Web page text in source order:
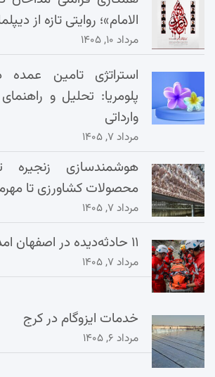
الامام»؛ روایتی تازه از
مرداد ۱۰, ۱۴۰۵
استراتژی تامین عمده
پلومریا: تحلیل و
وارداتی
مرداد ۷, ۱۴۰۵
هوشمندسازی زنجیره
محصولات کشاورزی تا
مرداد ۷, ۱۴۰۵
۱۱ حادثه‌دیده در اصفهان امدادرسانی شدند
مرداد ۷, ۱۴۰۵
خدمات ایزوگام در کرج
مرداد ۶, ۱۴۰۵